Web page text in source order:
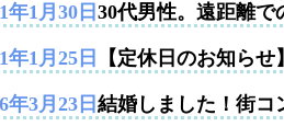
年1月30日 30代男性。遠距離で
年1月25日 【定休日のお知らせ】
年3月23日 結婚しました！街コ